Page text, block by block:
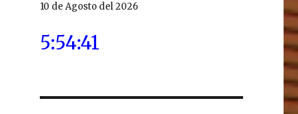
10 de Agosto del 2026
5:54:43